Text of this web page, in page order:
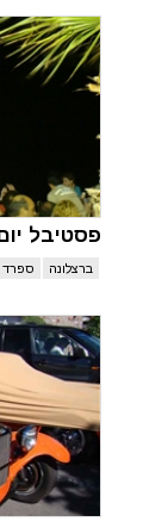
פסטיבל יום
ברצלונה ספרד